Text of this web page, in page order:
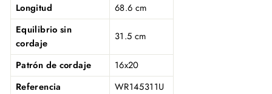
Longitud
68.6 cm
Equilibrio sin
cordaje
31.5 cm
Patrón de cordaje
16x20
Referencia
WR145311U